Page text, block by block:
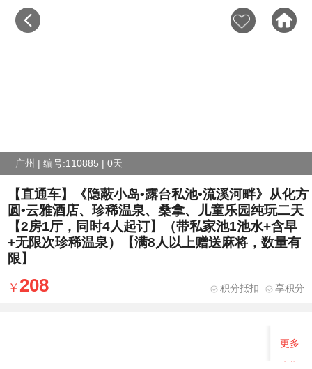
广州 | 编号:110885 | 0天
【直通车】《隐蔽小岛•露台私池•流溪河畔》从化方
圆•云雅酒店、珍稀温泉、桑拿、儿童乐园纯玩二天
【2房1厅，同时4人起订】（带私家池1池水+含早
+无限次珍稀温泉）【满8人以上赠送麻将，数量有
限】
208 积分抵扣 享积分
更多